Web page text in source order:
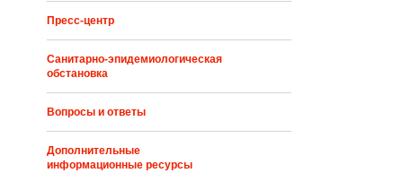
Пресс-центр
Санитарно-эпидемиологическая
обстановка
Вопросы и ответы
Дополнительные
информационные ресурсы